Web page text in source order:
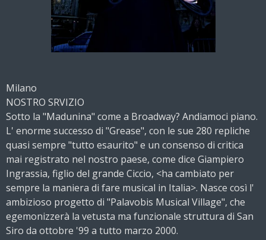
Milano
NOSTRO SRVIZIO
Sotto la "Madunina" come a Broadway? Andiamoci piano.
L' enorme successo di "Grease", con le sue 280 repliche
quasi sempre "tutto esaurito" e un consenso di critica
mai registrato nel nostro paese, come dice Giampiero
Ingrassia, figlio del grande Ciccio, <ha cambiato per
sempre la maniera di fare musical in Italia>. Nasce così l'
ambizioso progetto di "Palavobis Musical Village", che
egemonizzerà la vetusta ma funzionale struttura di San
Siro da ottobre '99 a tutto marzo 2000.